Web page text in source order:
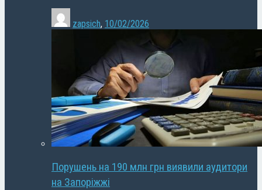
zapsich, 10/02/2026
Порушень на 190 млн грн виявили аудитори
на Запоріжжі